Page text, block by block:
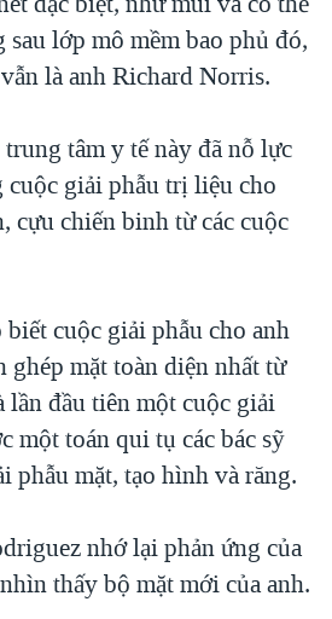
sau lớp mô mềm bao phủ đó,
là anh Richard Norris.
tâm y tế này đã nỗ lực
cuộc giải phẫu trị liệu cho
cựu chiến binh từ các cuộc
cuộc giải phẫu cho anh
mặt toàn diện nhất từ
lần đầu tiên một cuộc giải
một toán qui tụ các bác sỹ
phẫu mặt, tạo hình và răng.
nhớ lại phản ứng của
thấy bộ mặt mới của anh.